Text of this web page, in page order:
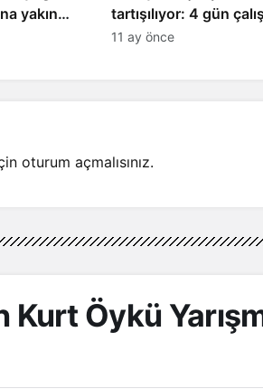
yakın
tartışılıyor: 4 gün
dinlen
11 ay önce
oturum açmalısınız.
Kurt Öykü